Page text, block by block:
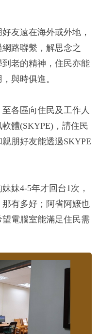
友遠在海外或外地，
路聯繫，解思念之
老的精神，住民亦能
與時俱進。
各區向住民及工作人
體(SKYPE)，請住民
朋好友能透過SKYPE
妹4-5年才回台1次，
有多好；阿省阿嬤也
電腦室能滿足住民需